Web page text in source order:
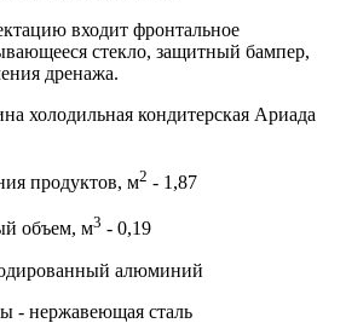
входит фронтальное
стекло, защитный бампер,
дренажа.
холодильная кондитерская Ариада
продуктов, м2 - 1,87
объем, м3 - 0,19
алюминий
- нержавеющая сталь